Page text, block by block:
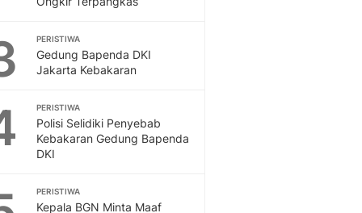
PERISTIWA
Gedung Bapenda DKI
Jakarta Kebakaran
PERISTIWA
Polisi Selidiki Penyebab
Kebakaran Gedung Bapenda
DKI
PERISTIWA
Kepala BGN Minta Maaf